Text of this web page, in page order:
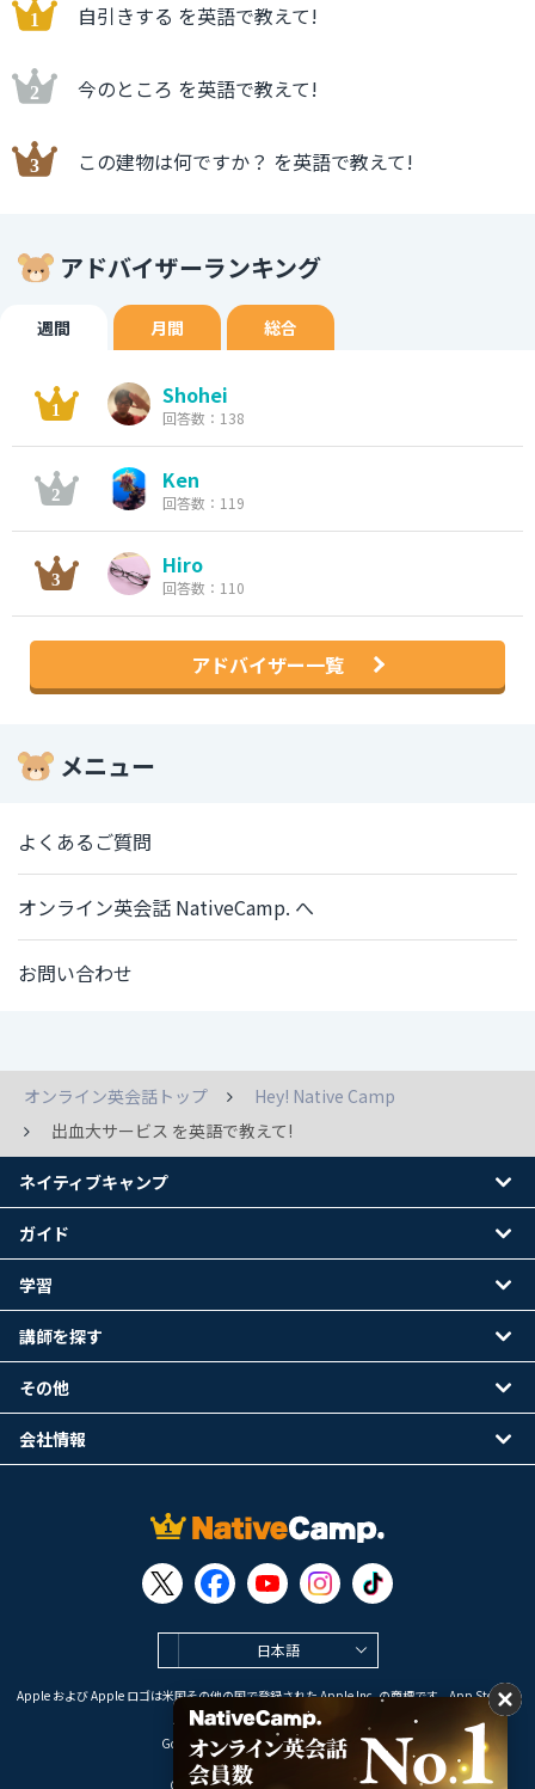
自引きする を英語で教えて!
今のところ を英語で教えて!
この建物は何ですか？ を英語で教えて!
アドバイザーランキング
週間 月間 総合
Shohei
回答数：138
Ken
回答数：119
Hiro
回答数：110
アドバイザー一覧
メニュー
よくあるご質問
オンライン英会話 NativeCamp. へ
お問い合わせ
オンライン英会話トップ
Hey! Native Camp
出血大サービス を英語で教えて!
日本語
Apple および Apple ロゴは米国その他の国で登録された Apple Inc. の商標です。App Store は
Apple Inc. のサービスマークです。
Google Play は Google LLC の商標です。
Copyright © 2026 オンライン英会話
ネイティブキャンプ
ガイド
学習
講師を探す
その他
会社情報